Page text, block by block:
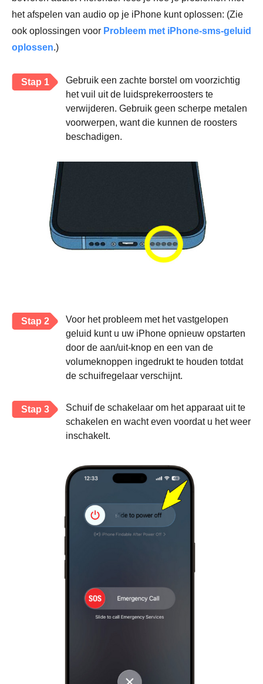
het afspelen van audio op je iPhone kunt oplossen: (Zie
ook oplossingen voor Probleem met iPhone-sms-geluid
oplossen.)
Stap 1
Gebruik een zachte borstel om voorzichtig
het vuil uit de luidsprekerroosters te
verwijderen. Gebruik geen scherpe metalen
voorwerpen, want die kunnen de roosters
beschadigen.
Stap 2
Voor het probleem met het vastgelopen
geluid kunt u uw iPhone opnieuw opstarten
door de aan/uit-knop en een van de
volumeknoppen ingedrukt te houden totdat
de schuifregelaar verschijnt.
Stap 3
Schuif de schakelaar om het apparaat uit te
schakelen en wacht even voordat u het weer
inschakelt.